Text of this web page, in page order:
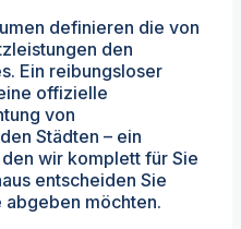
definieren die von
den
Ein reibungsloser
offizielle
von
Städten – ein
wir komplett für Sie
entscheiden Sie
möchten.